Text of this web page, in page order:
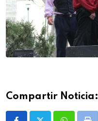
Compartir Noticia: